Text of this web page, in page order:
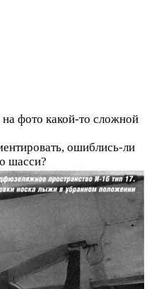
фото какой-то сложной
ошиблись-ли
шасси?